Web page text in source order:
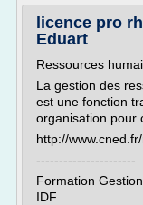
licence pro
Eduart
Ressources
La gestion des
est une fonction
organisation pour
http://
----------------------
Formation
IDF